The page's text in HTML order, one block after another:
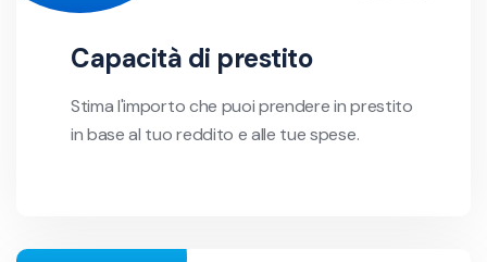
Capacità di prestito
Stima l'importo che puoi prendere in prestito
in base al tuo reddito e alle tue spese.